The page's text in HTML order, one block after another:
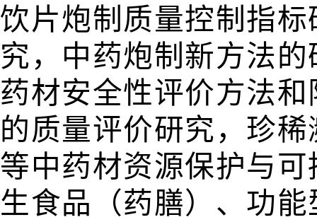
饮片炮制质量控制指
究，中药炮制新方法
药材安全性评价方法
的质量评价研究，珍
等中药材资源保护与
生食品（药膳）、功